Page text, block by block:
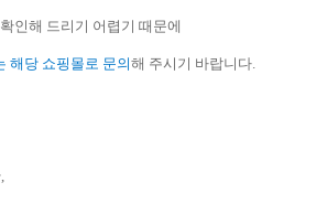
인해 드리기 어렵기 때문에
해당 쇼핑몰로 문의해 주시기 바랍니다.